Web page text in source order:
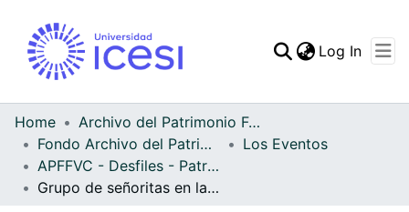
Statistics
Log In
Home
Archivo del Patrimonio Fotográfico y Fílmico del Valle del Cauca
Fondo Archivo del Patrimonio Fotográfico y Fílmico del Valle del Cauca
Los Eventos
APFFVC - Desfiles - Patrimonial
Grupo de señoritas en la Plaza principal acompañando una procesión de la virgen María